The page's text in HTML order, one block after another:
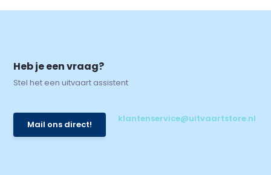
Heb je een vraag?
Stel het een uitvaart assistent
Mail ons direct!
klantenservice@uitvaartstore.nl